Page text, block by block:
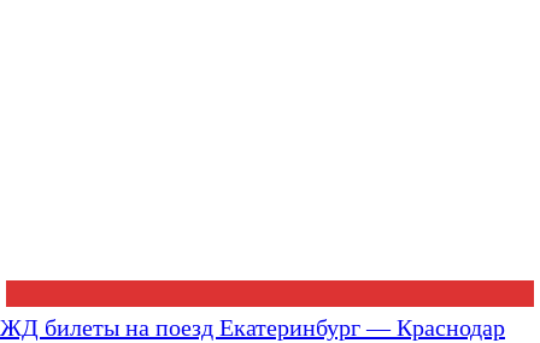
ЖД билеты на поезд Екатеринбург — Краснодар